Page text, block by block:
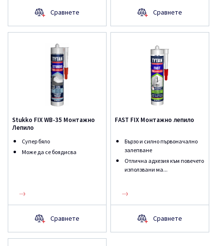
Сравнете Сравнете
Stukko FIX WB-35 Монтажно
Лепило
Супер бяло
Може да се боядисва
Сравнете
FAST FIX Монтажно лепило
Бързо и силно първоначално
залепване
Отлична адхезия към повечето
използвани ма...
Сравнете